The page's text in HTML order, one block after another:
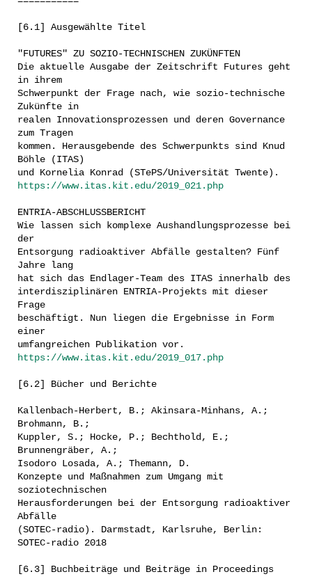
[6.1] Ausgewählte Titel
"FUTURES" ZU SOZIO-TECHNISCHEN ZUKÜNFTEN
Die aktuelle Ausgabe der Zeitschrift Futures geht
in ihrem
Schwerpunkt der Frage nach, wie sozio-technische
Zukünfte in
realen Innovationsprozessen und deren Governance
zum Tragen
kommen. Herausgebende des Schwerpunkts sind Knud
Böhle (ITAS)
und Kornelia Konrad (STePS/Universität Twente).
https://www.itas.kit.edu/2019_021.php
ENTRIA-ABSCHLUSSBERICHT
Wie lassen sich komplexe Aushandlungsprozesse bei
der
Entsorgung radioaktiver Abfälle gestalten? Fünf
Jahre lang
hat sich das Endlager-Team des ITAS innerhalb des
interdisziplinären ENTRIA-Projekts mit dieser
Frage
beschäftigt. Nun liegen die Ergebnisse in Form
einer
umfangreichen Publikation vor.
https://www.itas.kit.edu/2019_017.php
[6.2] Bücher und Berichte
Kallenbach-Herbert, B.; Akinsara-Minhans, A.;
Brohmann, B.;
Kuppler, S.; Hocke, P.; Bechthold, E.;
Brunnengräber, A.;
Isodoro Losada, A.; Themann, D.
Konzepte und Maßnahmen zum Umgang mit
soziotechnischen
Herausforderungen bei der Entsorgung radioaktiver
Abfälle
(SOTEC-radio). Darmstadt, Karlsruhe, Berlin:
SOTEC-radio 2018
[6.3] Buchbeiträge und Beiträge in Proceedings